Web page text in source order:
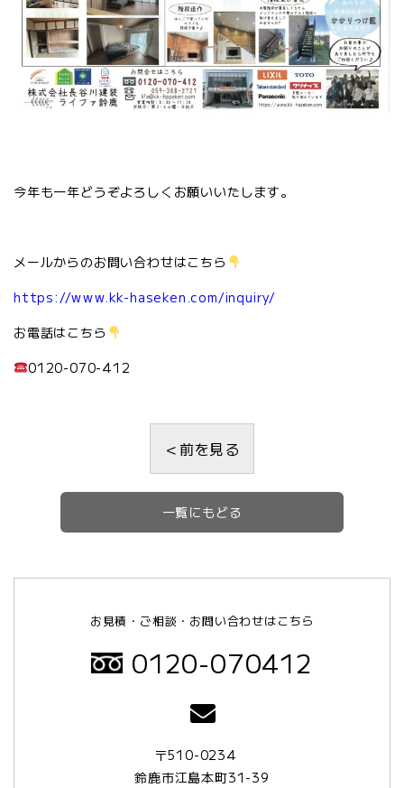
今年も一年どうぞよろしくお願いいたします。
メールからのお問い合わせはこちら
https://www.kk-haseken.com/inquiry/
お電話はこちら
0120-070-412
＜前を見る
一覧にもどる
お見積・ご相談・お問い合わせはこちら
0120-070412
〒510-0234
鈴鹿市江島本町31-39